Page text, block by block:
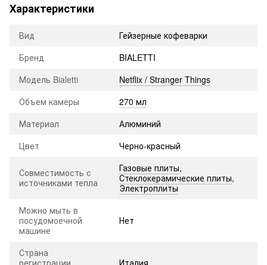
Характеристики
Вид
Гейзерные кофеварки
Бренд
BIALETTI
Модель Bialetti
Netflix / Stranger Things
Объем камеры
270 мл
Материал
Алюминий
Цвет
Черно-красный
Совместимость с
источниками тепла
Газовые плиты,
Стеклокерамические плиты,
Электроплиты
Можно мыть в
посудомоечной
машине
Нет
Страна